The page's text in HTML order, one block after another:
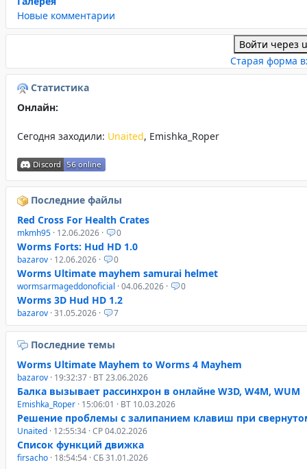
Новые комментарии
Войти через
Старая форма
Статистика
Онлайн:
Сегодня заходили: Unaited, Emishka_Roper
Последние файлы
Red Cross For Health Crates
mkmh95 · 12.06.2026 · 0
Worms Forts: Hud HD 1.0
bazarov · 12.06.2026 · 0
Worms Ultimate mayhem samurai helmet
wormsarmageddonoficial · 04.06.2026 · 0
Worms 3D Hud HD 1.2
bazarov · 31.05.2026 · 7
Последние темы
Worms Ultimate Mayhem to Worms 4 Mayhem
bazarov · 19:32:37 · ВТ 23.06.2026
Балка вызывает рассинхрон в онлайне W3D, W4M, WUM
Emishka_Roper · 15:06:01 · ВТ 10.03.2026
Решение проблемы с залипанием клавиш при
Unaited · 12:55:34 · СР 04.02.2026
Список функций движка
firsacho · 18:54:54 · СБ 31.01.2026